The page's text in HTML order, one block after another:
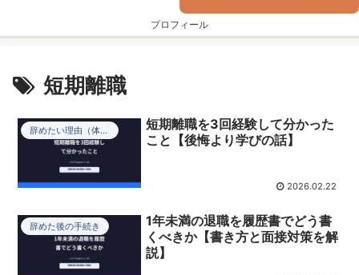
プロフィール
短期離職
辞めたい理由（体験談）
短期離職を3回経験して分かった
こと【後悔より学びの話】
2026.02.22
辞めた後の手続き
1年未満の退職を履歴書でどう書
くべきか【書き方と面接対策を解
説】